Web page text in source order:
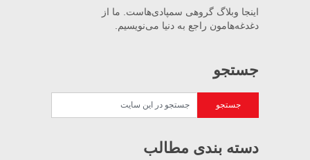
اینجا وبلاگ گروهی سمپادی‌هاست. ما از
دغدغه‌هامون راجع به دنیا می‌نویسیم.
جستجو
دسته بندی مطالب